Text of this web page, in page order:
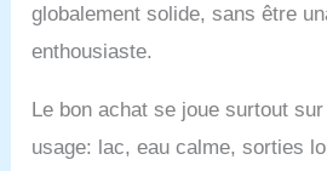
globalement solide, sans être
enthousiaste.
Le bon achat se joue surtout
usage: lac, eau calme, sorties